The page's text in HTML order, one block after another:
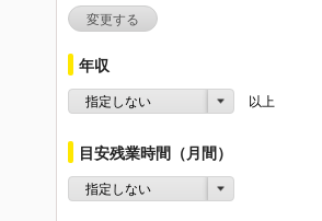
変更する
年収
指定しない 以上
目安残業時間（月間）
指定しない